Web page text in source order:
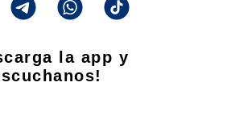
la app y